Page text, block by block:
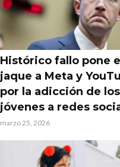
Histórico fallo pone
jaque a Meta y
por la adicción de los
jóvenes a redes
marzo 25, 2026